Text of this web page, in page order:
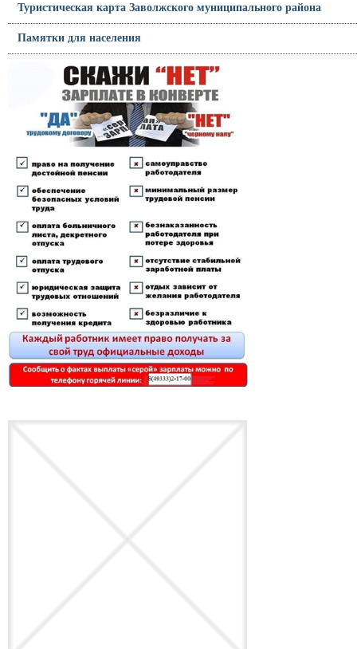
Туристическая карта Заволжского муниципального района
Памятки для населения